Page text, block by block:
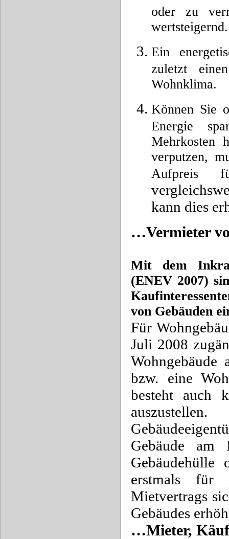
oder zu
wertsteigernd.
Ein
zuletzt
Wohnklima.
Können Sie
Energie
Mehrkosten
verputzen,
Aufpreis
kann dies
…Vermieter
Mit dem
(ENEV 2007)
von Gebäuden
Für
Juli 2008
bzw. eine
besteht auch
Gebäude am
Gebäudehülle
erstmals für
Mietvertrags
Gebäudes
…Mieter,